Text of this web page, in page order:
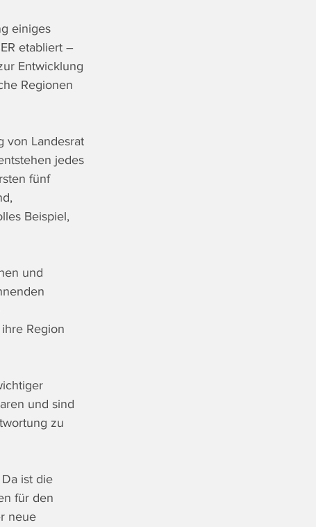
einiges
etabliert –
Entwicklung
Regionen
von Landesrat
jedes
fünf
Beispiel,
und
Region
und sind
zu
ist die
für den
neue